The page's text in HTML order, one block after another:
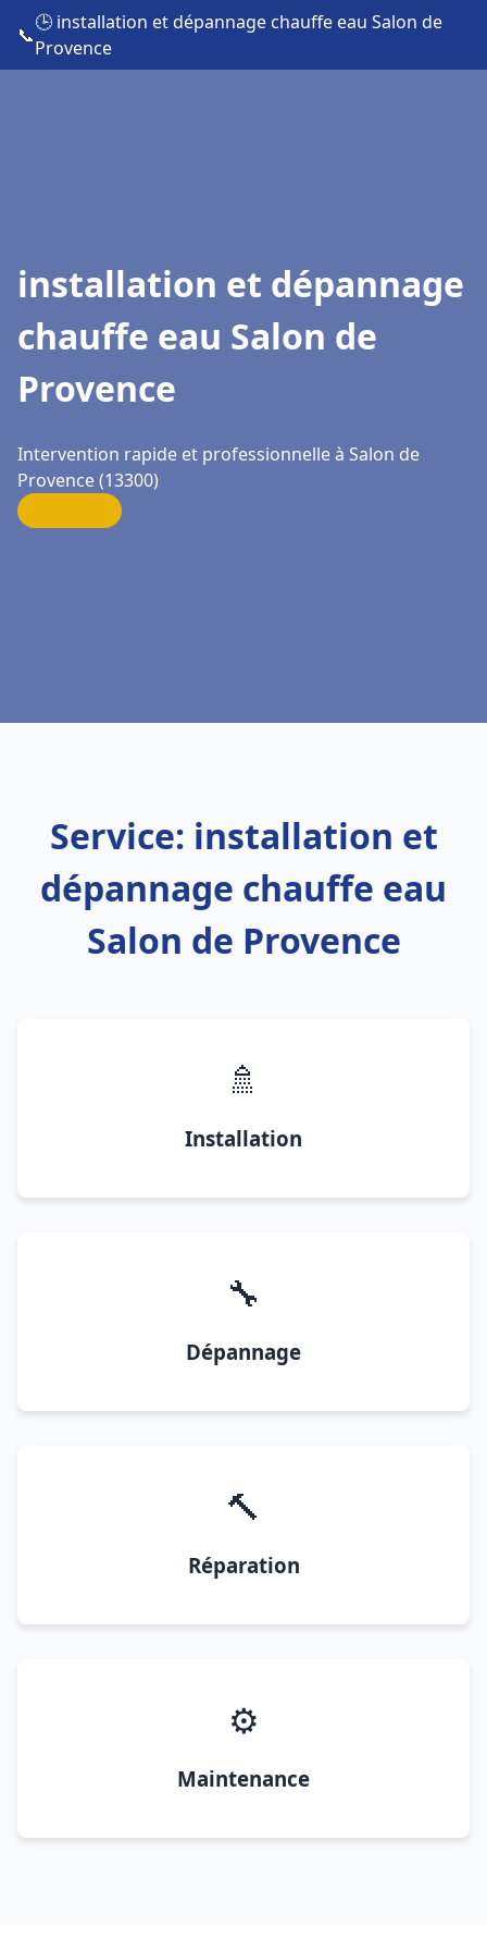
📞
🕒 installation et dépannage chauffe eau Salon de
Provence
installation et dépannage
chauffe eau Salon de
Provence
Intervention rapide et professionnelle à Salon de
Provence (13300)
Service: installation et
dépannage chauffe eau
Salon de Provence
🚿
Installation
🔧
Dépannage
🔨
Réparation
⚙️
Maintenance